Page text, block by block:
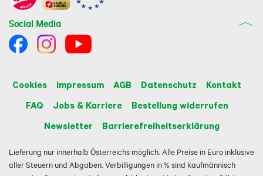
Social Media
Cookies Impressum AGB Datenschutz
Kontakt
FAQ
Jobs & Karriere
Bestellung widerrufen
Newsletter
Barrierefreiheitserklärung
Lieferung nur innerhalb Österreichs möglich. Alle Preise in Euro inklusive
aller Steuern und Abgaben. Verbilligungen in % sind kaufmännisch